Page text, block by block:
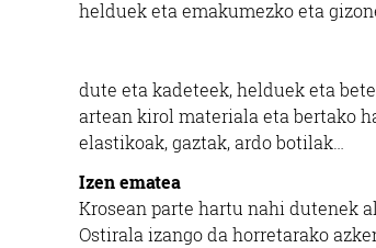
helduek eta emakumezko eta
dute eta kadeteek, helduek eta
artean kirol materiala eta bertako
elastikoak, gaztak, ardo botilak…
Izen ematea
Krosean parte hartu nahi dutenek
Ostirala izango da horretarako